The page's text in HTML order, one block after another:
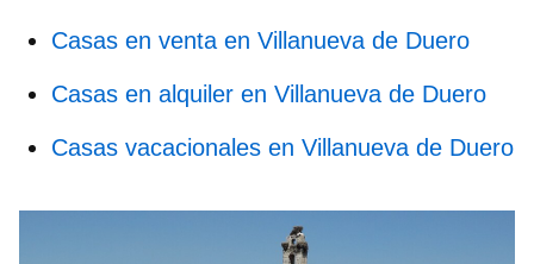
Casas en venta en Villanueva de Duero
Casas en alquiler en Villanueva de Duero
Casas vacacionales en Villanueva de Duero